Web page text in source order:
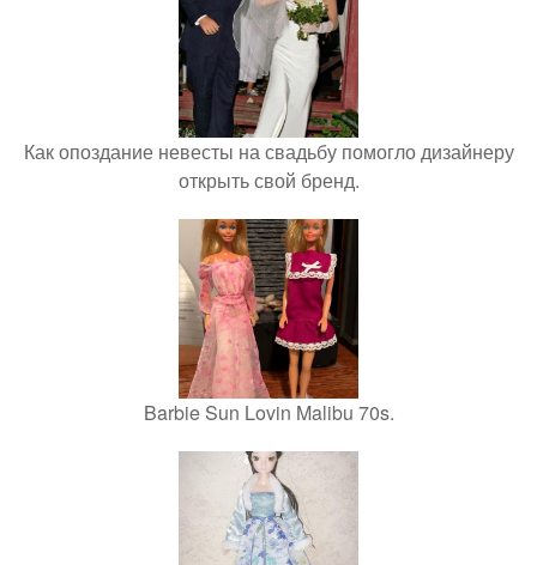
Как опоздание невесты на свадьбу помогло дизайнеру
открыть свой бренд.
Barbie Sun Lovin Malibu 70s.